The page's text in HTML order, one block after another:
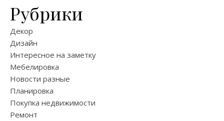
Рубрики
Декор
Дизайн
Интересное на заметку
Мебелировка
Новости разные
Планировка
Покупка недвижимости
Ремонт